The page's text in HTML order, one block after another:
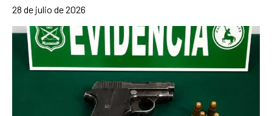
28 de julio de 2026